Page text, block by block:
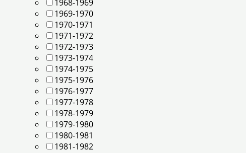
1968-1969
1969-1970
1970-1971
1971-1972
1972-1973
1973-1974
1974-1975
1975-1976
1976-1977
1977-1978
1978-1979
1979-1980
1980-1981
1981-1982